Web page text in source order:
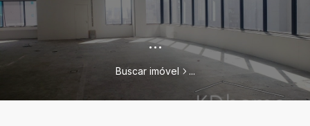
...
Buscar imóvel ...